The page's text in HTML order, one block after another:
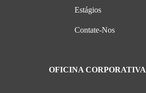
Estágios
Contate-Nos
OFICINA CORPORATIVA